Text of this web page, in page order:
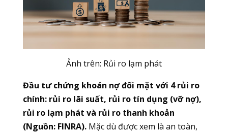
Ảnh trên: Rủi ro lạm phát
Đầu tư chứng khoán nợ đối mặt với 4 rủi ro
chính: rủi ro lãi suất, rủi ro tín dụng (vỡ nợ),
rủi ro lạm phát và rủi ro thanh khoản
(Nguồn: FINRA).Mặc dù được xem là an toàn,